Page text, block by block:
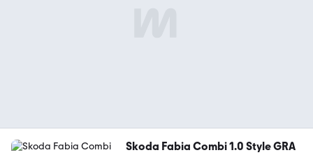
Skoda Fabia Combi 1.0 Style GRA